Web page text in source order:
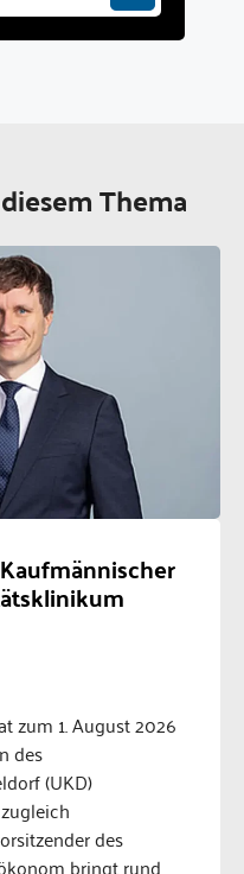
Thema
zum 1. August 2026
des
(UKD)
des
bringt rund